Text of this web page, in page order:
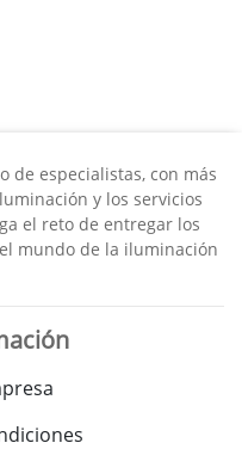
de especialistas, con más
y los servicios
el reto de entregar los
mundo de la iluminación